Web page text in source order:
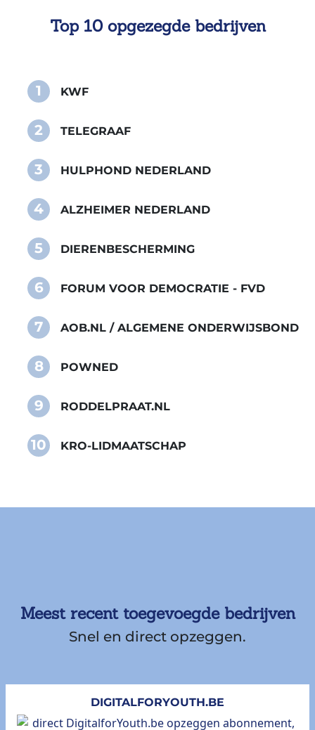
Top 10 opgezegde bedrijven
1 KWF
2 TELEGRAAF
3 HULPHOND NEDERLAND
4 ALZHEIMER NEDERLAND
5 DIERENBESCHERMING
6 FORUM VOOR DEMOCRATIE - FVD
7 AOB.NL / ALGEMENE ONDERWIJSBOND
8 POWNED
9 RODDELPRAAT.NL
10 KRO-LIDMAATSCHAP
Meest recent toegevoegde bedrijven
Snel en direct opzeggen.
DIGITALFORYOUTH.BE